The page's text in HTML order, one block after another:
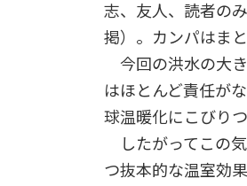
志、友人、読者の
掲）。カンパはま
今回の洪水の大
はほとんど責任が
球温暖化にこびり
したがってこの気
つ抜本的な温室効